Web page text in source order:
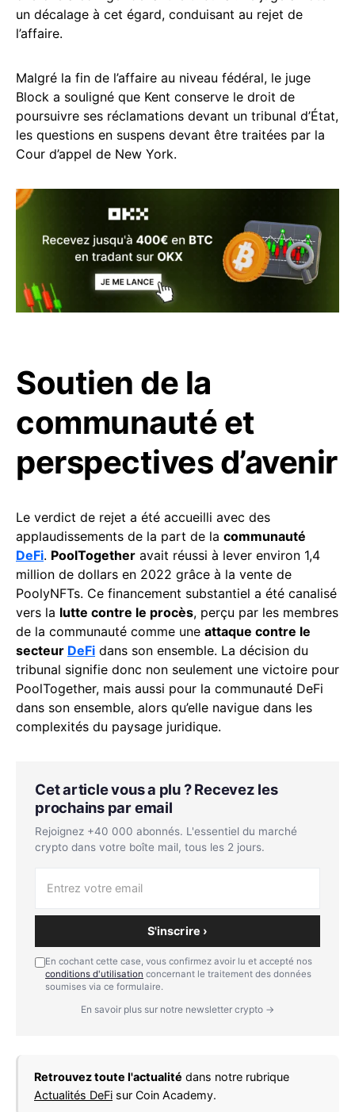
un décalage à cet égard, conduisant au rejet de
l’affaire.
Malgré la fin de l’affaire au niveau fédéral, le juge
Block a souligné que Kent conserve le droit de
poursuivre ses réclamations devant un tribunal d’État,
les questions en suspens devant être traitées par la
Cour d’appel de New York.
Soutien de la
communauté et
perspectives d’avenir
Le verdict de rejet a été accueilli avec des
applaudissements de la part de la communauté
DeFi. PoolTogether avait réussi à lever environ 1,4
million de dollars en 2022 grâce à la vente de
PoolyNFTs. Ce financement substantiel a été canalisé
vers la lutte contre le procès, perçu par les membres
de la communauté comme une attaque contre le
secteur DeFi dans son ensemble. La décision du
tribunal signifie donc non seulement une victoire pour
PoolTogether, mais aussi pour la communauté DeFi
dans son ensemble, alors qu’elle navigue dans les
complexités du paysage juridique.
Cet article vous a plu ? Recevez les
prochains par email
Rejoignez +40 000 abonnés. L'essentiel du marché
crypto dans votre boîte mail, tous les 2 jours.
S'inscrire ›
En cochant cette case, vous confirmez avoir lu et accepté nos
conditions d'utilisation concernant le traitement des données
soumises via ce formulaire.
En savoir plus sur notre newsletter crypto →
Retrouvez toute l'actualité dans notre rubrique
Actualités DeFi sur Coin Academy.